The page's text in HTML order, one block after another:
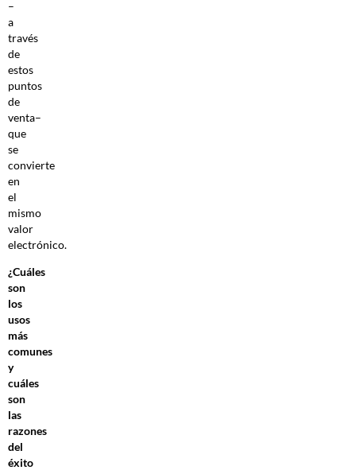
–
a
través
de
estos
puntos
de
venta–
que
se
convierte
en
el
mismo
valor
electrónico.
¿Cuáles
son
los
usos
más
comunes
y
cuáles
son
las
razones
del
éxito